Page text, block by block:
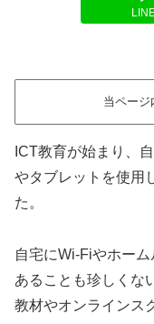
当ページ
ICT教育が始まり、
やタブレットを使用
た。
自宅にWi-Fiやホー
あることも珍しくな
教材やオンラインス